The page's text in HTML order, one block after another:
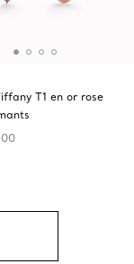
T1 en or rose